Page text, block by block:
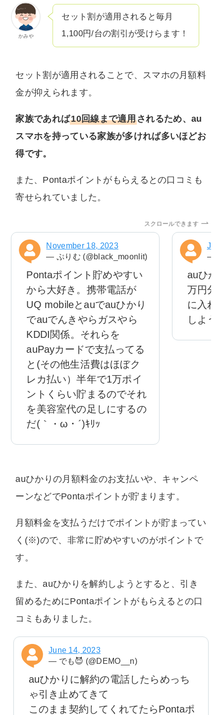
かみや
セット割が適用されると毎月
1,100円/台の割引が受けらます！
セット割が適用されることで、スマホの月額料
金が抑えられます。
家族であれば10回線まで適用されるため、au
スマホを持っている家族が多ければ多いほどお
得です。
また、Pontaポイントがもらえるとの口コミも
寄せられていました。
スクロールできます
Pontaポイント貯めやすい
から大好き。携帯電話が
UQ mobileとauでauひかり
でauでんきやらガスやら
KDDI関係。それらを
auPayカードで支払ってる
と(その他生活費はほぼク
レカ払い）半年で1万ポイ
ントくらい貯まるのでそれ
を美容室代の足しにするの
だ(｀・ω・´)ｷﾘｯ
— ぷりむ (@black_moonlit)
November 18, 2023
auひか
万円分
に入れ
しよう
—
auひかりの月額料金のお支払いや、キャンペ
ーンなどでPontaポイントが貯まります。
月額料金を支払うだけでポイントが貯まってい
く(※)ので、非常に貯めやすいのがポイントで
す。
また、auひかりを解約しようとすると、引き
留めるためにPontaポイントがもらえるとの口
コミもありました。
auひかりに解約の電話したらめっち
ゃ引き止めてきて
このまま契約してくれてたらPontaポ
— でも😈 (@DEMO__n)
June 14, 2023